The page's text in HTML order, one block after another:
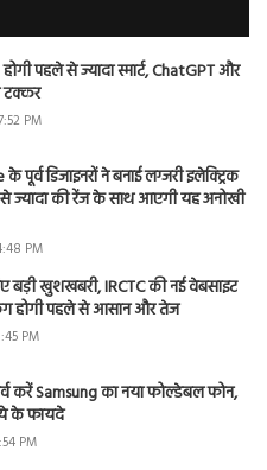
पहले से ज्यादा स्मार्ट, ChatGPT और
टक्कर
PM
डिजाइनरों ने बनाई लग्जरी इलेक्ट्रिक
से ज्यादा की रेंज के साथ आएगी यह अनोखी
PM
बड़ी खुशखबरी, IRCTC की नई वेबसाइट
होगी पहले से आसान और तेज
PM
करें Samsung का नया फोल्डेबल फोन,
के फायदे
PM